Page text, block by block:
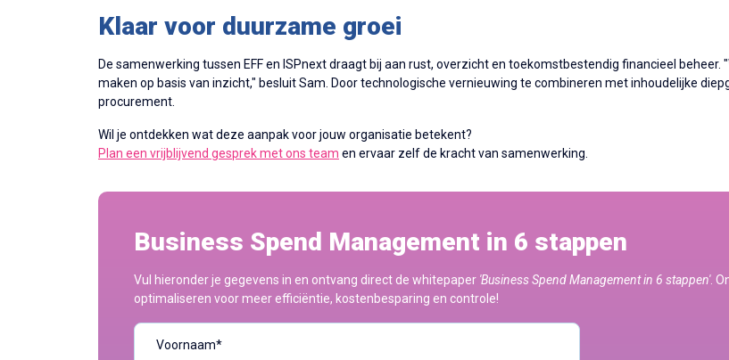
Klaar voor duurzame groei
De samenwerking tussen EFF en ISPnext draagt bij aan rust, overzicht en toekomstbestendig financieel
maken op basis van inzicht," besluit Sam. Door technologische vernieuwing te combineren met inhoudelijke
procurement.
Wil je ontdekken wat deze aanpak voor jouw organisatie betekent?
Plan een vrijblijvend gesprek met ons team en ervaar zelf de kracht van samenwerking.
Business Spend Management in 6 stappen
Vul hieronder je gegevens in en ontvang direct de whitepaper 'Business Spend Management in 6 stappen'.
optimaliseren voor meer efficiëntie, kostenbesparing en controle!